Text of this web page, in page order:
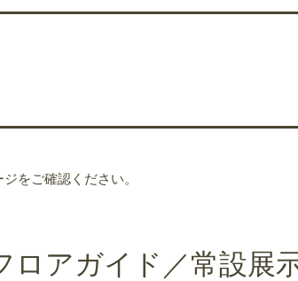
をご確認ください。
ロアガイド／常設展